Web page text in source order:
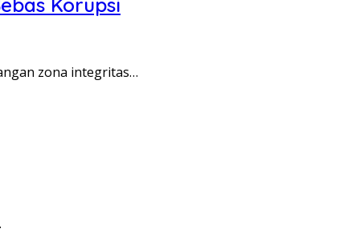
zona integritas…